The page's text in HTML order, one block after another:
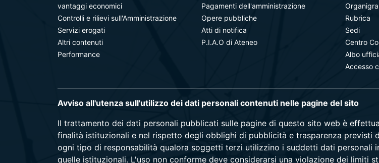
vantaggi economici
Controlli e rilievi sull'Amministrazione
Servizi erogati
Altri contenuti
Performance
Pagamenti dell'amministrazione
Opere pubbliche
Atti di notifica
P.I.A.O di Ateneo
Rubrica
Sedi
Centro
Albo
Accesso
Avviso all'utenza sull'utilizzo dei dati personali contenuti nelle pagine del sito
Il trattamento dei dati personali pubblicati sulle pagine di questo sito web è
finalità istituzionali e nel rispetto degli obblighi di pubblicità e trasparenza previsti
ogni tipo di responsabilità qualora soggetti terzi utilizzino i suddetti dati personali
quelle istituzionali. L'uso non conforme deve considerarsi una violazione dei limiti